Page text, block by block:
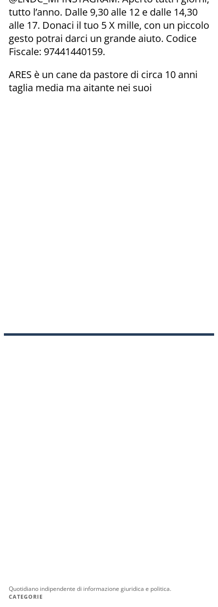
tutto l’anno. Dalle 9,30 alle 12 e dalle 14,30
alle 17. Donaci il tuo 5 X mille, con un piccolo
gesto potrai darci un grande aiuto. Codice
Fiscale: 97441440159.
ARES è un cane da pastore di circa 10 anni
taglia media ma aitante nei suoi
Quotidiano indipendente di informazione giuridica e politica.
CATEGORIE